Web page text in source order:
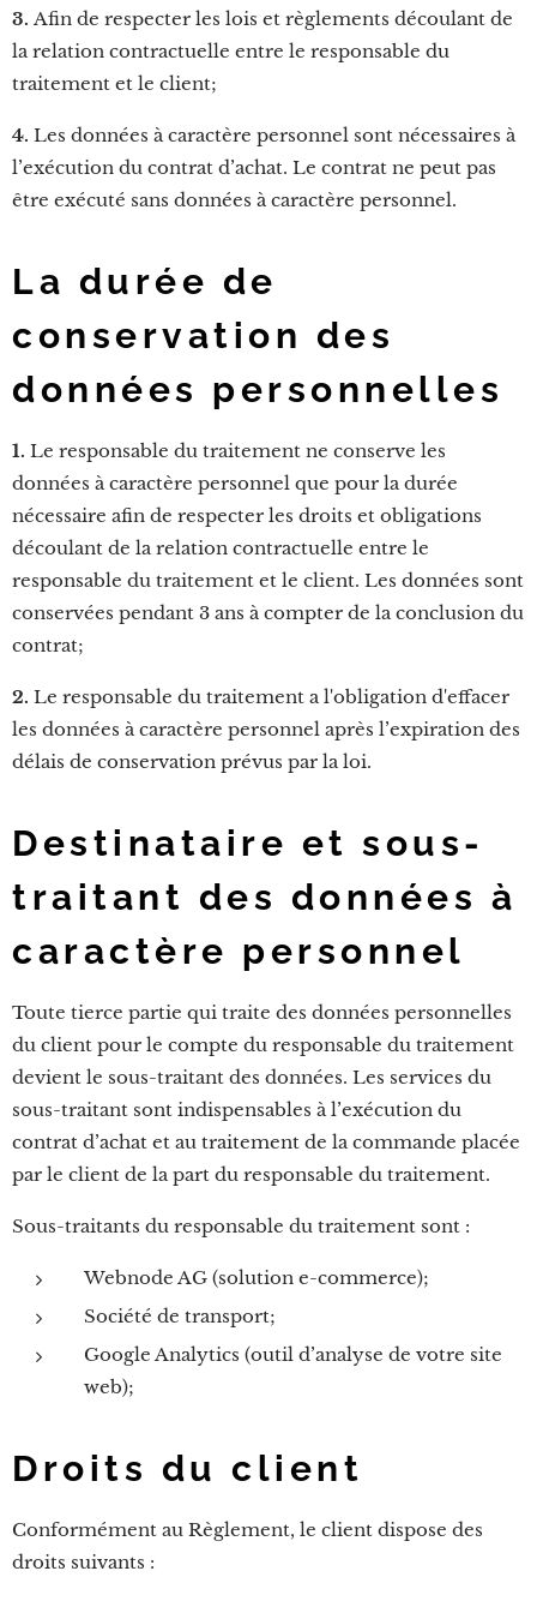
3. Afin de respecter les lois et règlements découlant de
la relation contractuelle entre le responsable du
traitement et le client;
4. Les données à caractère personnel sont nécessaires à
l’exécution du contrat d’achat. Le contrat ne peut pas
être exécuté sans données à caractère personnel.
La durée de
conservation des
données personnelles
1. Le responsable du traitement ne conserve les
données à caractère personnel que pour la durée
nécessaire afin de respecter les droits et obligations
découlant de la relation contractuelle entre le
responsable du traitement et le client. Les données sont
conservées pendant 3 ans à compter de la conclusion du
contrat;
2. Le responsable du traitement a l'obligation d'effacer
les données à caractère personnel après l’expiration des
délais de conservation prévus par la loi.
Destinataire et sous-
traitant des données à
caractère personnel
Toute tierce partie qui traite des données personnelles
du client pour le compte du responsable du traitement
devient le sous-traitant des données. Les services du
sous-traitant sont indispensables à l’exécution du
contrat d’achat et au traitement de la commande placée
par le client de la part du responsable du traitement.
Sous-traitants du responsable du traitement sont :
Webnode AG (solution e-commerce);
Société de transport;
Google Analytics (outil d’analyse de votre site
web);
Droits du client
Conformément au Règlement, le client dispose des
droits suivants :